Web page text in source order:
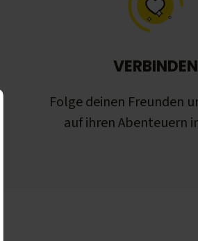
VERBINDEN
Folge deinen Freunden
auf ihren Abenteuern